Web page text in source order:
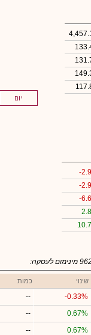
יום
-
-
-
מינימום לעסקה:
שינוי כמות
-0.33%
--
0.67%
--
0.67%
--